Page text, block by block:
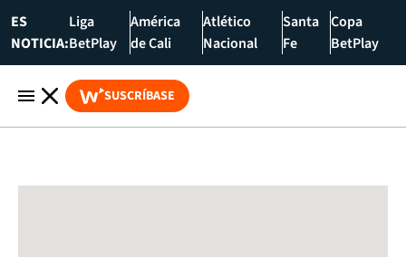
ES
NOTICIA:
Liga
BetPlay
América
de Cali
Atlético
Nacional
Santa
Fe
Copa
BetPlay
SUSCRÍBASE